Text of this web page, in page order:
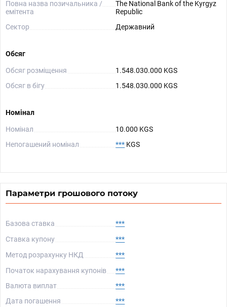
Повна назва позичальника /
емітента
The National Bank of the Kyrgyz
Republic
Сектор
Державний
Обсяг
Обсяг розміщення
1.548.030.000 KGS
Обсяг в бігу
1.548.030.000 KGS
Номінал
Номінал
10.000 KGS
Непогашений номінал
*** KGS
Параметри грошового потоку
Базова ставка
***
Ставка купону
***
Метод розрахунку НКД
***
Початок нарахування купонів
***
Валюта виплат
***
Дата погашення
***